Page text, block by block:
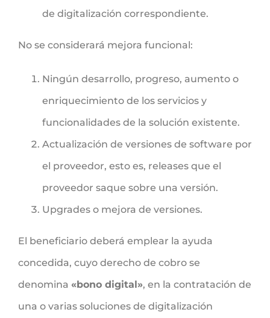
de digitalización correspondiente.
No se considerará mejora funcional:
Ningún desarrollo, progreso, aumento o
enriquecimiento de los servicios y
funcionalidades de la solución existente.
Actualización de versiones de software por
el proveedor, esto es, releases que el
proveedor saque sobre una versión.
Upgrades o mejora de versiones.
El beneficiario deberá emplear la ayuda
concedida, cuyo derecho de cobro se
denomina «bono digital», en la contratación de
una o varias soluciones de digitalización